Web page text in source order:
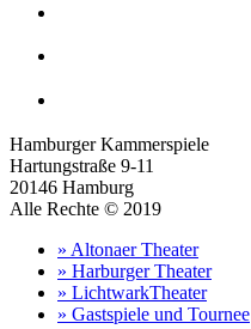
Hamburger Kammerspiele
Hartungstraße 9-11
20146 Hamburg
Alle Rechte © 2019
» Altonaer Theater
» Harburger Theater
» LichtwarkTheater
» Gastspiele und Tournee